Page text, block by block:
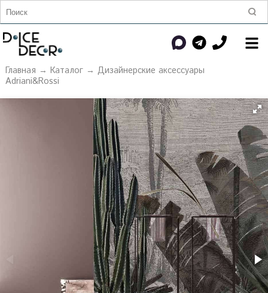
Главная → Каталог→ Дизайнерские аксессуары
Adriani&Rossi